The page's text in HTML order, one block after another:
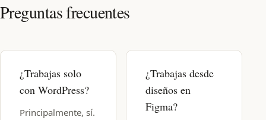
Preguntas frecuentes
¿Trabajas solo
con WordPress?
Principalmente, sí.
¿Trabajas desde
diseños en
Figma?